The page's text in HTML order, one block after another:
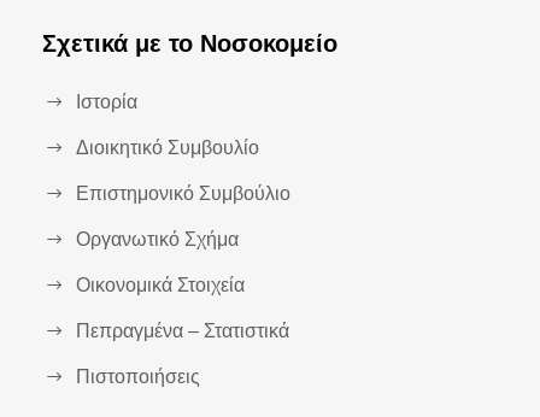
Σχετικά με το Νοσοκομείο
Ιστορία
Διοικητικό Συμβουλίο
Επιστημονικό Συμβούλιο
Οργανωτικό Σχήμα
Οικονομικά Στοιχεία
Πεπραγμένα – Στατιστικά
Πιστοποιήσεις